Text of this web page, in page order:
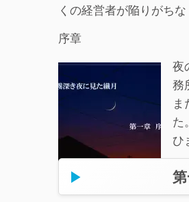
くの経営者が陥りがち
序章
夜
務
た
ひ